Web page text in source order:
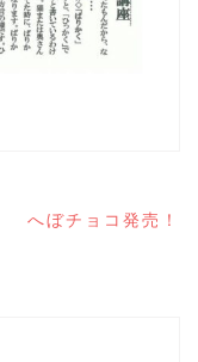
へぼチョコ発売！